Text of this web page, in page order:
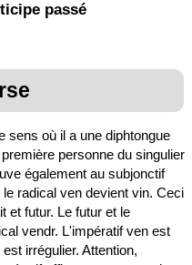
passé
sens où il a une diphtongue
personne du singulier
également au subjonctif
radical ven devient vin. Ceci
et futur. Le futur et le
vendr. L'impératif ven est
irrégulier. Attention,